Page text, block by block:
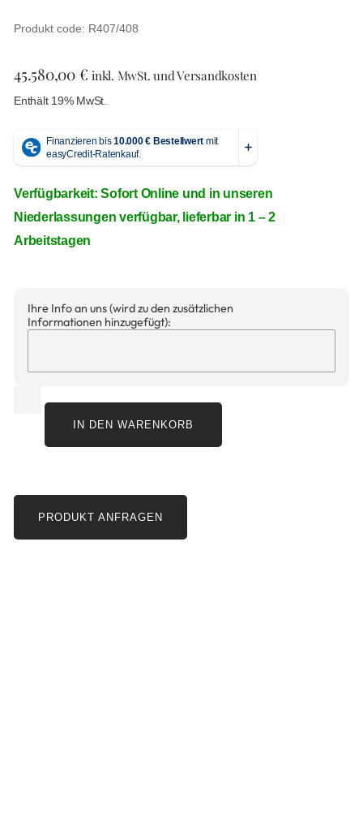
Produkt code: R407/408
45.580,00€ inkl. MwSt. und Versandkosten
Enthält 19% MwSt.
Verfügbarkeit: Sofort Online und in unseren
Niederlassungen verfügbar, lieferbar in 1 – 2
Arbeitstagen
Ihre Info an uns (wird zu den zusätzlichen
Informationen hinzugefügt):
IN DEN WARENKORB
PRODUKT ANFRAGEN